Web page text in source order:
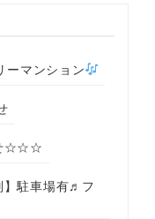
ーマンション
☆☆☆
】駐車場有♬フ